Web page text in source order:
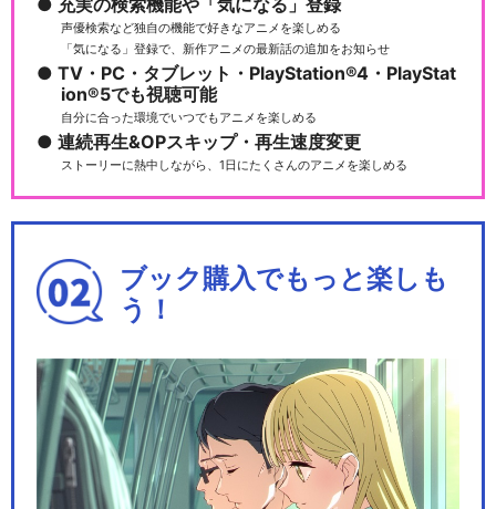
充実の検索機能や「気になる」登録
声優検索など独自の機能で好きなアニメを楽しめる
「気になる」登録で、新作アニメの最新話の追加をお知らせ
TV・PC・タブレット・PlayStation®4・PlayStat
ion®5でも視聴可能
自分に合った環境でいつでもアニメを楽しめる
連続再生&OPスキップ・再生速度変更
ストーリーに熱中しながら、1日にたくさんのアニメを楽しめる
ブック購入でもっと楽しも
う！